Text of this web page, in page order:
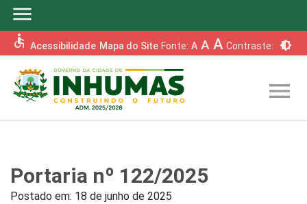
menu
accessible Acessibilidade Mapa do Site Fonte: A A A Contraste: brightness_6
menu
Portaria nº 122/2025
Postado em: 18 de junho de 2025